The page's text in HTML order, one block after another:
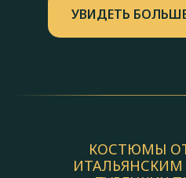
УВИДЕТЬ
КОСТЮМЫ